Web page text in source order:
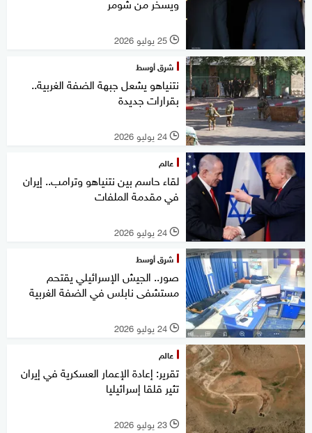
l 25 يوليو 2026
شرق أوسط
نتنياهو يشعل جبهة الضفة الغربية..
بقرارات جديدة
l 24 يوليو 2026
عالم
لقاء حاسم بين نتنياهو وترامب.. إيران
في مقدمة الملفات
l 24 يوليو 2026
شرق أوسط
صور.. الجيش الإسرائيلي يقتحم
مستشفى نابلس في الضفة الغربية
l 24 يوليو 2026
عالم
تقرير: إعادة الإعمار العسكرية في إيران
تثير قلقا إسرائيليا
l 23 يوليو 2026